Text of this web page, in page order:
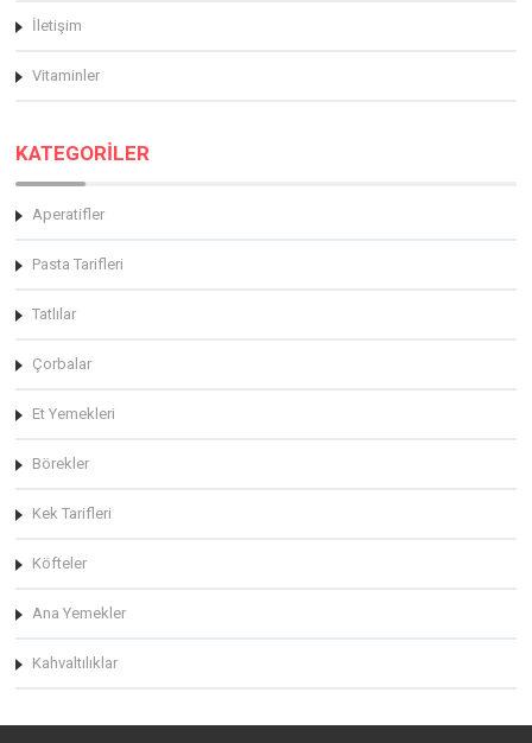
İletişim
Vitaminler
KATEGORİLER
Aperatifler
Pasta Tarifleri
Tatlılar
Çorbalar
Et Yemekleri
Börekler
Kek Tarifleri
Köfteler
Ana Yemekler
Kahvaltılıklar